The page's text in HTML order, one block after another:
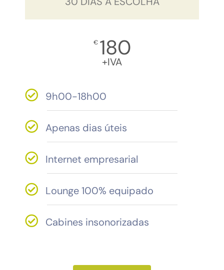
€ 180
+IVA
9h00-18h00
Apenas dias úteis
Internet empresarial
Lounge 100% equipado
Cabines insonorizadas